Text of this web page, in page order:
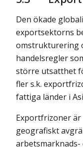
Den ökade
exportsektorns
omstrukturering
handelsregler
större utsatthet
fler s.k.
fattiga länder i
Exportfrizoner
geografiskt
arbetsmarknads-